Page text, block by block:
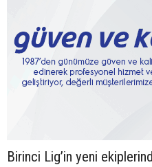
Birinci Lig’in yeni